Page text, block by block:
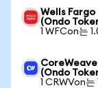
Wells
(Ondo
1 WFCon는
(Ondo
1 CRWVon